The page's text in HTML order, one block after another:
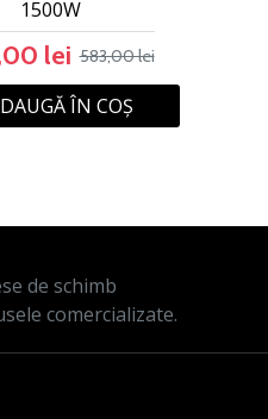
1500W
lei 583,00 lei
ÎN COŞ
de schimb
comercializate.